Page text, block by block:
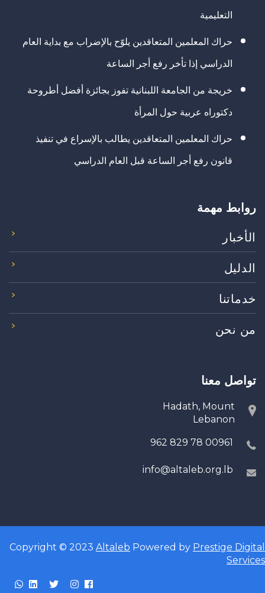
التعليمية
حراك المعلمين المتعاقدين يلوّح بالإضراب مع بداية العام
الدراسي إذا تأخر رفع أجر الساعة
خريجة من الجامعة اللبنانية تفوز بجائزة أفضل أطروحة
دكتوراه عربية حول المرأة
حراك المعلمين المتعاقدين يطالب بالإسراع في تنفيذ
قانون رفع أجر الساعة قبل العام الدراسي
روابط مهمة
الأخبار
الدليل
خدماتنا
من نحن
تواصل معنا
Hadath, Mount
Lebanon
00961 78 829 962
info@altaleb.org.lb
Copyright © 2023 Altaleb Powered by Prestige Digital
Services